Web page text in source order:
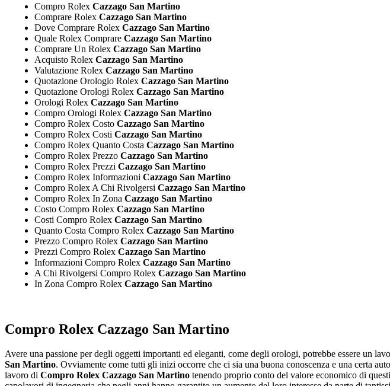
Compro Rolex Cazzago San Martino
Comprare Rolex Cazzago San Martino
Dove Comprare Rolex Cazzago San Martino
Quale Rolex Comprare Cazzago San Martino
Comprare Un Rolex Cazzago San Martino
Acquisto Rolex Cazzago San Martino
Valutazione Rolex Cazzago San Martino
Quotazione Orologio Rolex Cazzago San Martino
Quotazione Orologi Rolex Cazzago San Martino
Orologi Rolex Cazzago San Martino
Compro Orologi Rolex Cazzago San Martino
Compro Rolex Costo Cazzago San Martino
Compro Rolex Costi Cazzago San Martino
Compro Rolex Quanto Costa Cazzago San Martino
Compro Rolex Prezzo Cazzago San Martino
Compro Rolex Prezzi Cazzago San Martino
Compro Rolex Informazioni Cazzago San Martino
Compro Rolex A Chi Rivolgersi Cazzago San Martino
Compro Rolex In Zona Cazzago San Martino
Costo Compro Rolex Cazzago San Martino
Costi Compro Rolex Cazzago San Martino
Quanto Costa Compro Rolex Cazzago San Martino
Prezzo Compro Rolex Cazzago San Martino
Prezzi Compro Rolex Cazzago San Martino
Informazioni Compro Rolex Cazzago San Martino
A Chi Rivolgersi Compro Rolex Cazzago San Martino
In Zona Compro Rolex Cazzago San Martino
Compro Rolex Cazzago San Martino
Avere una passione per degli oggetti importanti ed eleganti, come degli orologi, potrebbe essere un
San Martino. Ovviamente come tutti gli inizi occorre che ci sia una buona conoscenza e una certa
lavoro di Compro Rolex Cazzago San Martino tenendo proprio conto del valore economico di